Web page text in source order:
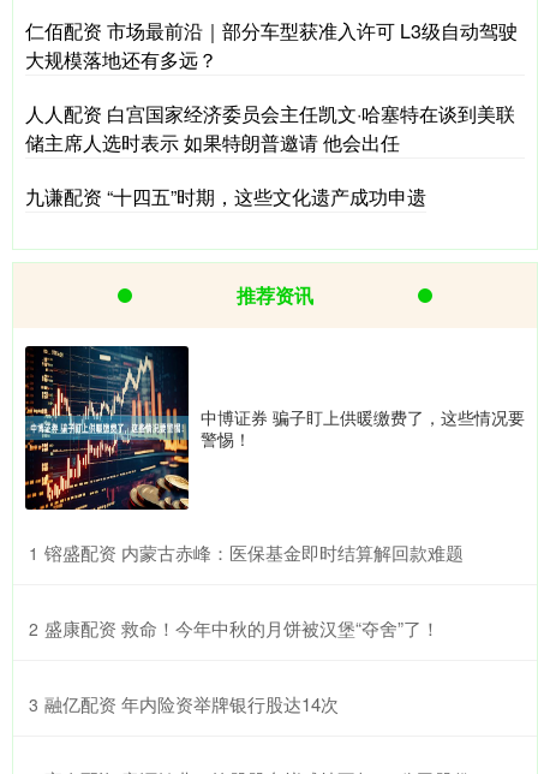
仁佰配资 市场最前沿｜部分车型获准入许可 L3级自动驾驶
大规模落地还有多远？
人人配资 白宫国家经济委员会主任凯文·哈塞特在谈到美联
储主席人选时表示 如果特朗普邀请 他会出任
九谦配资 “十四五”时期，这些文化遗产成功申遗
推荐资讯
中博证券 骗子盯上供暖缴费了，这些情况要
警惕！
1 ​镕盛配资 内蒙古赤峰：医保基金即时结算解回款难题
2 ​盛康配资 救命！今年中秋的月饼被汉堡“夺舍”了！
3 ​融亿配资 年内险资举牌银行股达14次